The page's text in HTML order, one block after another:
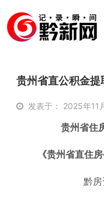
贵州省直公积金
发表于： 2025年11
贵州省住
《贵州省直住
黔